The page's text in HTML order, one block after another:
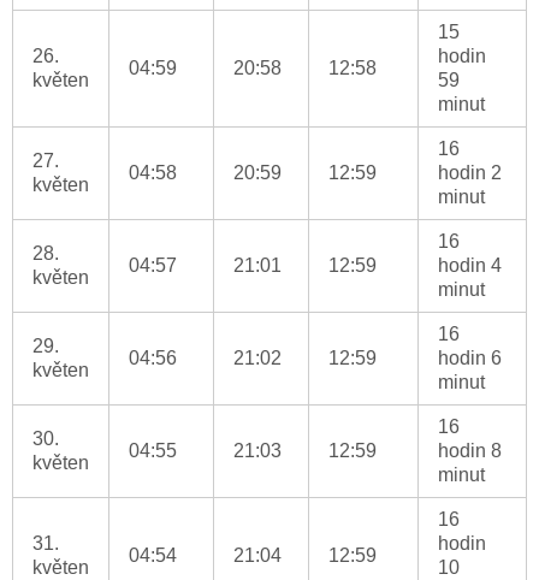
26.
květen
04:59 20:58 12:58
15
hodin
59
minut
27.
květen
04:58 20:59 12:59
16
hodin 2
minut
28.
květen
04:57 21:01 12:59
16
hodin 4
minut
29.
květen
04:56 21:02 12:59
16
hodin 6
minut
30.
květen
04:55 21:03 12:59
16
hodin 8
minut
31.
květen
04:54 21:04 12:59
16
hodin
10